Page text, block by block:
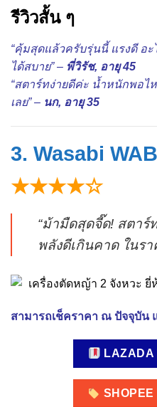
รีวิวสั้น ๆ
“คุ้มสุดแล้วครับรุ่นนี้ แรงดี อ
ได้สบาย” – พี่วิรัช, อายุ 45
“สตาร์ทง่ายดีค่ะ น้ำหนักพอ
เลย” – นก, อายุ 35
3. Wasabi
★★★★☆
“ม้ามืดสุดจี๊ด! สตาร์
พลังดีเกินคาด ในร
สามารถเช็คราคา ณ ปัจจุบัน
LAZADA